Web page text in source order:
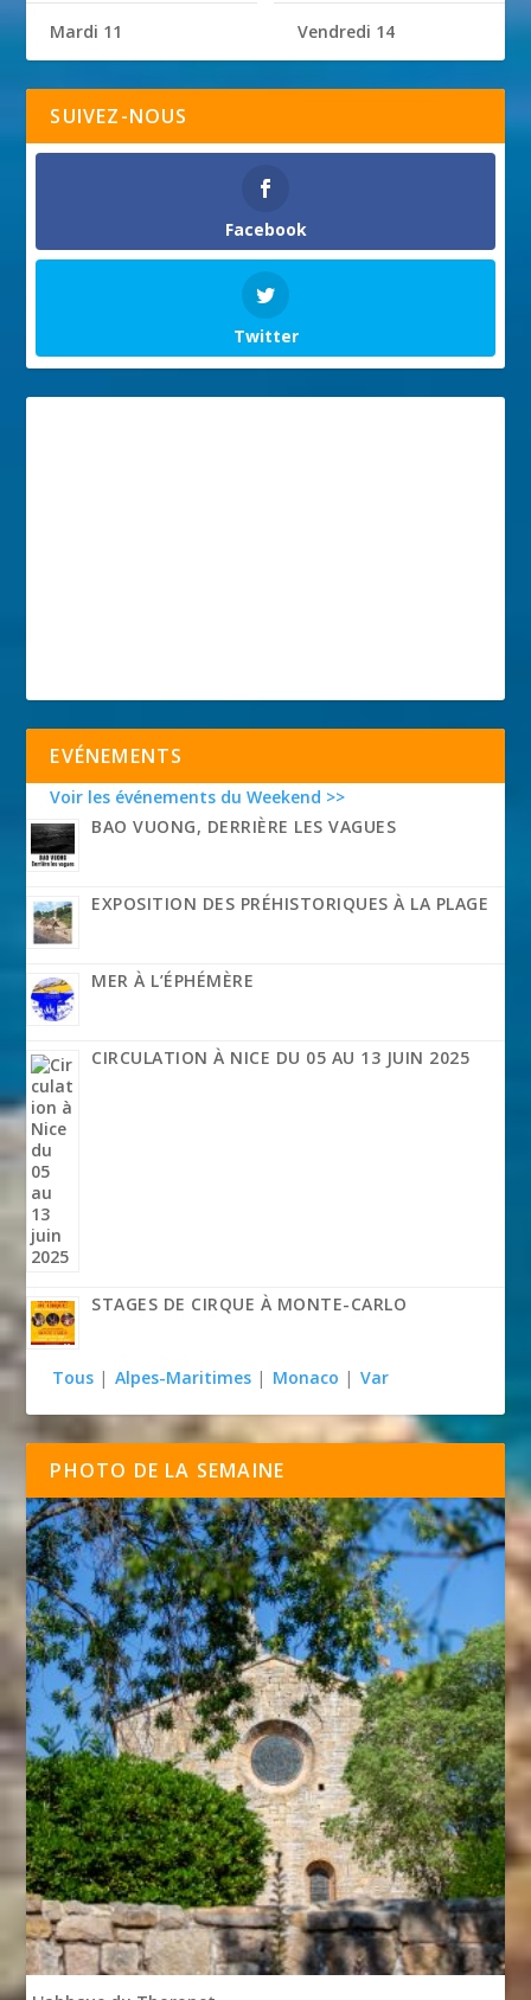
Mardi 11 Vendredi 14
SUIVEZ-NOUS
Facebook
Twitter
EVÉNEMENTS
Voir les événements du Weekend >>
BAO VUONG, DERRIÈRE LES VAGUES
EXPOSITION DES PRÉHISTORIQUES À LA PLAGE
MER À L’ÉPHÉMÈRE
CIRCULATION À NICE DU 05 AU 13 JUIN 2025
STAGES DE CIRQUE À MONTE-CARLO
Tous | Alpes-Maritimes | Monaco | Var
PHOTO DE LA SEMAINE